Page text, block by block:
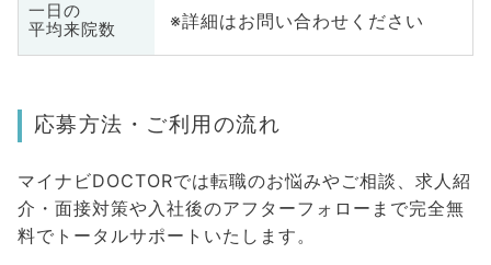
一日の
平均来院数
※詳細はお問い合わせください
応募方法・ご利用の流れ
マイナビDOCTORでは転職のお悩みやご相談、求人紹
介・面接対策や入社後のアフターフォローまで完全無
料でトータルサポートいたします。